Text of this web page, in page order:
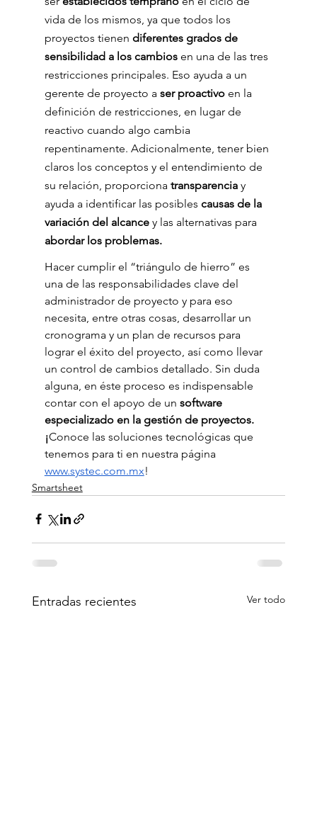
vida de los mismos, ya que todos los
proyectos tienen diferentes grados de
sensibilidad a los cambios en una de las tres
restricciones principales. Eso ayuda a un
gerente de proyecto a ser proactivo en la
definición de restricciones, en lugar de
reactivo cuando algo cambia
repentinamente. Adicionalmente, tener bien
claros los conceptos y el entendimiento de
su relación, proporciona transparencia y
ayuda a identificar las posibles causas de la
variación del alcance y las alternativas para
abordar los problemas.
Hacer cumplir el “triángulo de hierro” es
una de las responsabilidades clave del
administrador de proyecto y para eso
necesita, entre otras cosas, desarrollar un
cronograma y un plan de recursos para
lograr el éxito del proyecto, así como llevar
un control de cambios detallado. Sin duda
alguna, en éste proceso es indispensable
contar con el apoyo de un software
especializado en la gestión de proyectos.
¡Conoce las soluciones tecnológicas que
tenemos para ti en nuestra página
www.systec.com.mx!
Smartsheet
Entradas recientes Ver todo